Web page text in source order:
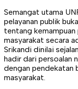
Semangat utama
pelayanan publik
tentang kemampuan
masyarakat secara
Srikandi dinilai
hadir dari persoalan
dengan pendekatan
masyarakat.